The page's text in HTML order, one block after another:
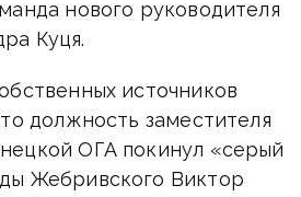
нового руководителя
Куця.
источников
должность заместителя
ОГА покинул «серый
Жебривского Виктор